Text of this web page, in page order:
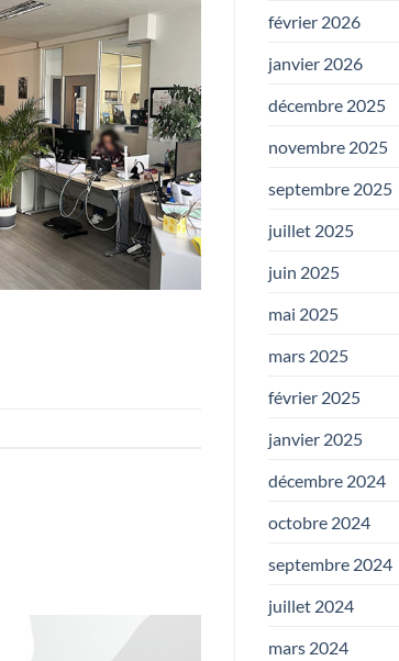
février 2026
janvier 2026
décembre 2025
novembre 2025
septembre 2025
juillet 2025
juin 2025
mai 2025
mars 2025
février 2025
janvier 2025
décembre 2024
octobre 2024
septembre 2024
juillet 2024
mars 2024